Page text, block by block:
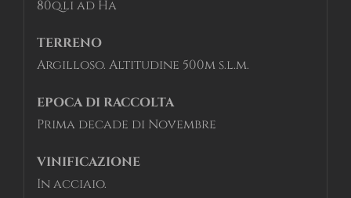
80q.li ad Ha
TERRENO
Argilloso. Altitudine 500m s.l.m.
EPOCA DI RACCOLTA
Prima decade di Novembre
VINIFICAZIONE
In acciaio.